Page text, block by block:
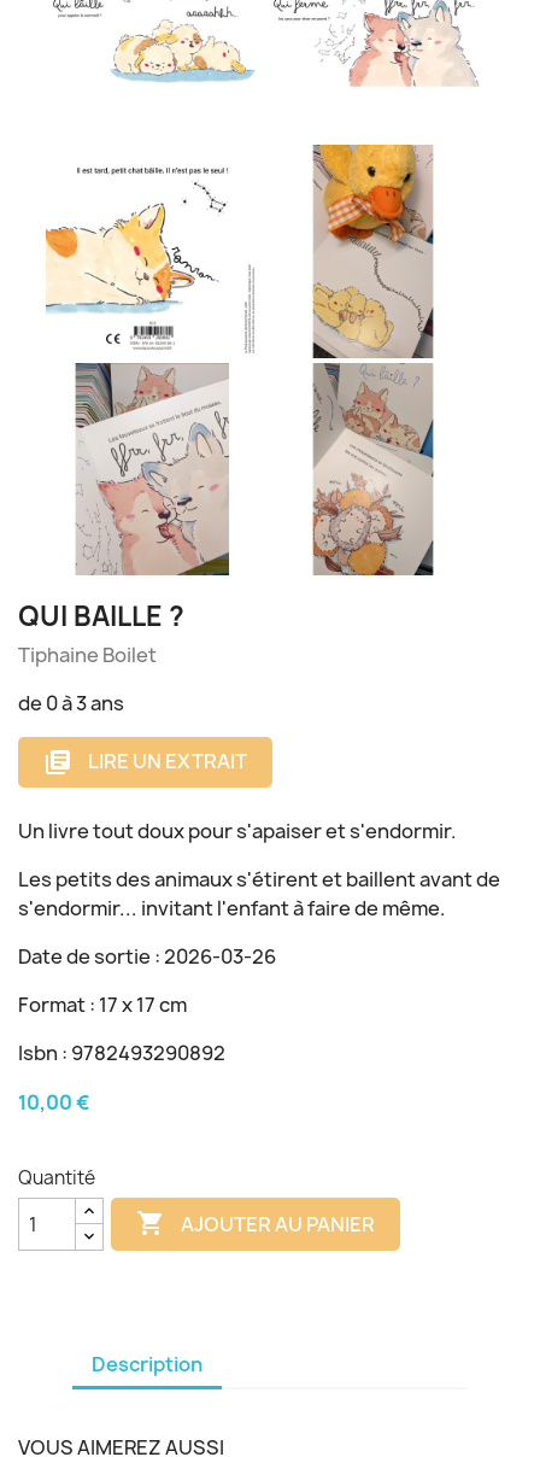
QUI BAILLE ?
Tiphaine Boilet
de 0 à 3 ans
library_books LIRE UN EXTRAIT
Un livre tout doux pour s'apaiser et s'endormir.
Les petits des animaux s'étirent et baillent avant de
s'endormir... invitant l'enfant à faire de même.
Date de sortie : 2026-03-26
Format : 17 x 17 cm
Isbn : 9782493290892
10,00 €
Quantité
 AJOUTER AU PANIER
Description
VOUS AIMEREZ AUSSI